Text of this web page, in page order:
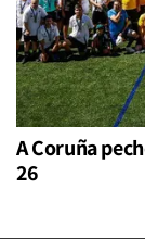
A Coruña
26